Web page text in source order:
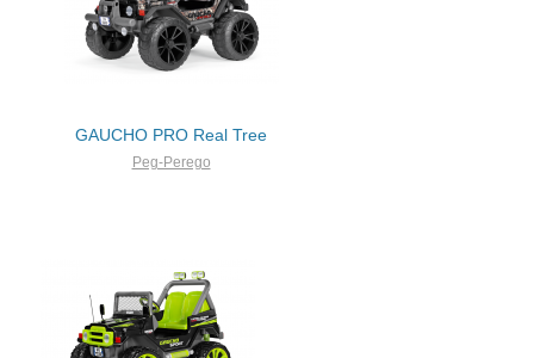
GAUCHO PRO Real Tree
Peg-Perego